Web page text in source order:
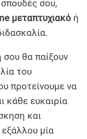
σου,
μεταπτυχιακό ή
θα παίξουν
του
προτείνουμε να
κάθε ευκαιρία
και
μία